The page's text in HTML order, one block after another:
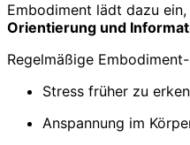
Embodiment lädt dazu
Orientierung und
Regelmäßige
Stress früher zu
Anspannung im